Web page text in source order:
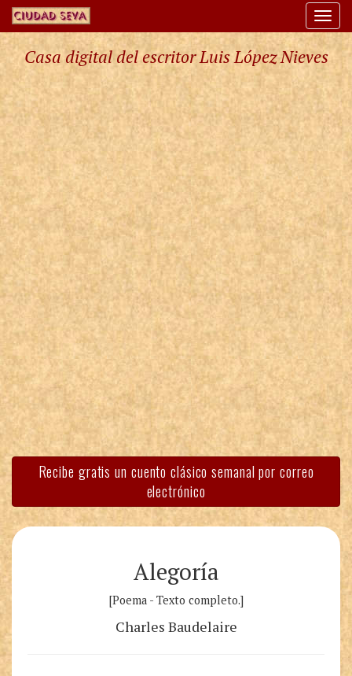
Casa digital del escritor Luis López Nieves
Recibe gratis un cuento clásico semanal por correo
electrónico
Alegoría
[Poema - Texto completo.]
Charles Baudelaire